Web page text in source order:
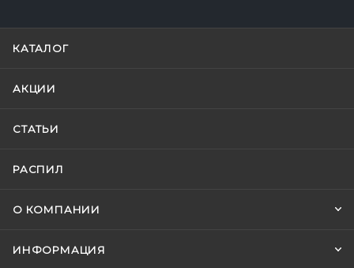
КАТАЛОГ
АКЦИИ
СТАТЬИ
РАСПИЛ
О КОМПАНИИ
ИНФОРМАЦИЯ